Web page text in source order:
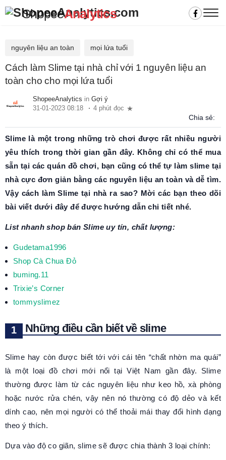
ShopeeAnalytics
nguyên liệu an toàn mọi lứa tuổi
Cách làm Slime tại nhà chỉ với 1 nguyên liệu an
toàn cho cho mọi lứa tuổi
ShopeeAnalytics in Gợi ý
31-01-2023 08:18
4 phút đọc
Chia sẻ:
Slime là một trong những trò chơi được rất nhiều người
yêu thích trong thời gian gần đây. Không chỉ có thể mua
sẵn tại các quán đồ chơi, bạn cũng có thể tự làm slime tại
nhà cực đơn giản bằng các nguyên liệu an toàn và dễ tìm.
Vậy cách làm Slime tại nhà ra sao? Mời các bạn theo dõi
bài viết dưới đây để được hướng dẫn chi tiết nhé.
List nhanh shop bán Slime uy tín, chất lượng:
Gudetama1996
Shop Cà Chua Đỏ
buming.11
Trixie’s Corner
tommyslimez
Những điều cần biết về slime
Slime hay còn được biết tới với cái tên “chất nhờn ma quái”
là một loại đồ chơi mới nổi tại Việt Nam gần đây. Slime
thường được làm từ các nguyên liệu như keo hồ, xà phòng
hoặc nước rửa chén, vậy nên nó thường có độ dẻo và kết
dính cao, nên mọi người có thể thoải mái thay đổi hình dạng
theo ý thích.
Dựa vào độ co giãn, slime sẽ được chia thành 3 loại chính: